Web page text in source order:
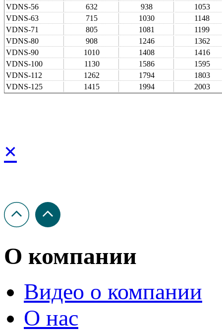
VDNS-56
632 938
1053
VDNS-63
715 1030
1148
VDNS-71
805 1081
1199
VDNS-80
908 1246
1362
VDNS-90
1010 1408
1416
VDNS-100
1130 1586
1595
VDNS-112
1262 1794
1803
VDNS-125
1415 1994 2003
×
О компании
Видео о компании
О нас